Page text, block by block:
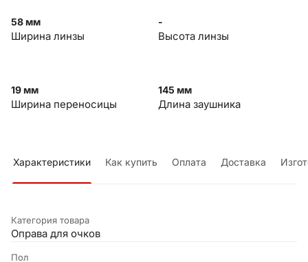
58 мм
Ширина линзы
-
Высота линзы
19 мм
Ширина переносицы
145 мм
Длина заушника
Характеристики Как купить Оплата Доставка
Категория товара
Оправа для очков
Пол